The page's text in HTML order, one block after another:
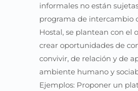
informales no están
programa de intercambio
Hostal, se plantean con el
crear oportunidades de
convivir, de relación y de
ambiente humano y
Ejemplos: Proponer un